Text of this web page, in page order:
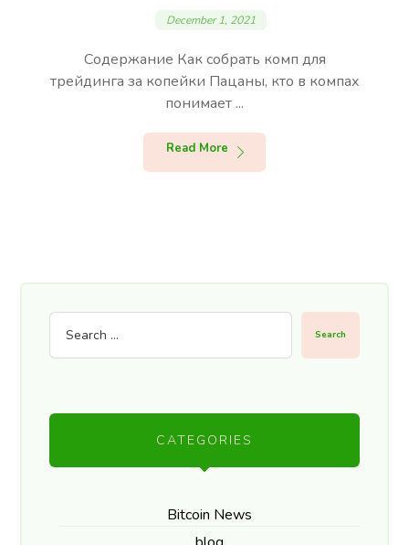
December 1, 2021
Содержание Как собрать комп для
трейдинга за копейки Пацаны, кто в компах
понимает ...
Read More
Search
CATEGORIES
Bitcoin News